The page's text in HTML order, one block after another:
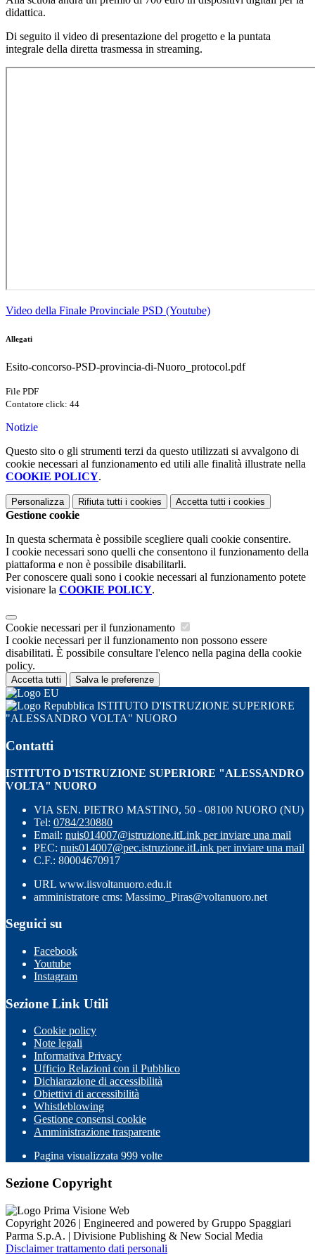
didattica.
Di seguito il video di presentazione del progetto e la puntata
integrale della diretta trasmessa in streaming.
Video della Finale Provinciale PSD (Youtube)
Allegati
Esito-concorso-PSD-provincia-di-Nuoro_protocol.pdf
File PDF
Contatore click: 44
Notizie
Questo sito o gli strumenti terzi da questo utilizzati si avvalgono di
cookie necessari al funzionamento ed utili alle finalità illustrate nella
COOKIE POLICY.
Personalizza Rifiuta tutti i cookies Accetta tutti i cookies
Gestione cookie
In questa schermata è possibile scegliere quali cookie consentire.
I cookie necessari sono quelli che consentono il funzionamento della
piattaforma e non è possibile disabilitarli.
Per conoscere quali sono i cookie necessari al funzionamento potete
visionare la COOKIE POLICY.
Cookie necessari per il funzionamento
I cookie necessari per il funzionamento non possono essere
disabilitati. È possibile consultare l'elenco nella pagina della cookie
policy.
Accetta tutti Salva le preferenze
ISTITUTO D'ISTRUZIONE SUPERIORE
"ALESSANDRO VOLTA" NUORO
Contatti
ISTITUTO D'ISTRUZIONE SUPERIORE "ALESSANDRO
VOLTA" NUORO
VIA SEN. PIETRO MASTINO, 50 - 08100 NUORO (NU)
Tel: 0784/230880
Email: nuis014007@istruzione.itLink per inviare una mail
PEC: nuis014007@pec.istruzione.itLink per inviare una mail
C.F.: 80004670917
URL www.iisvoltanuoro.edu.it
amministratore cms: Massimo_Piras@voltanuoro.net
Seguici su
Facebook
Youtube
Instagram
Sezione Link Utili
Cookie policy
Note legali
Informativa Privacy
Ufficio Relazioni con il Pubblico
Dichiarazione di accessibilità
Obiettivi di accessibilità
Whistleblowing
Gestione consensi cookie
Amministrazione trasparente
Pagina visualizzata 999 volte
Sezione Copyright
Copyright 2026 | Engineered and powered by Gruppo Spaggiari
Parma S.p.A. | Divisione Publishing & New Social Media
Disclaimer trattamento dati personali